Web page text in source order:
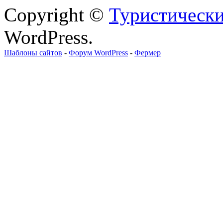
Copyright ©
WordPress.
Шаблоны сайтов - Форум WordPress - Фермер